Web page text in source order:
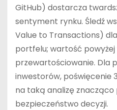
GitHub) dostarcza
sentyment rynku. Śledź
Value to Transactions)
portfelu; wartość powyżej
przewartościowanie. Dla
inwestorów, poświęcenie
na taką analizę
bezpieczeństwo decyzji.